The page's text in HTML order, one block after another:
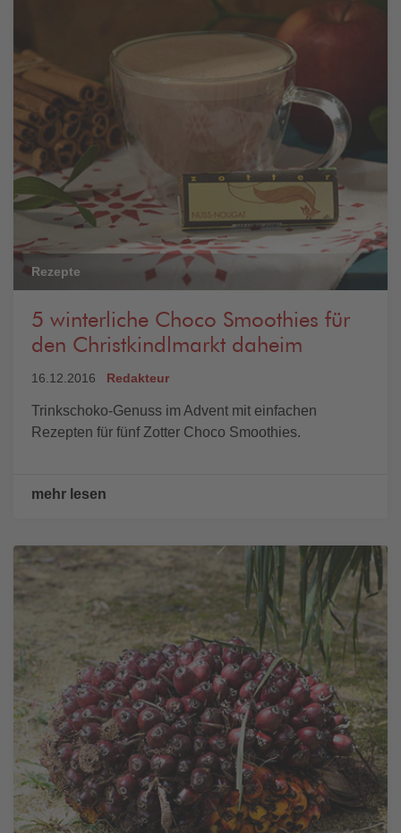
Rezepte
5 winterliche Choco Smoothies für
den Christkindlmarkt daheim
16.12.2016 Redakteur
Trinkschoko-Genuss im Advent mit einfachen
Rezepten für fünf Zotter Choco Smoothies.
mehr lesen